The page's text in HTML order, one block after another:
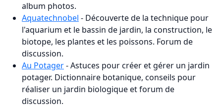
album photos.
Aquatechnobel - Découverte de la technique pour
l'aquarium et le bassin de jardin, la construction, le
biotope, les plantes et les poissons. Forum de
discussion.
Au Potager- Astuces pour créer et gérer un jardin
potager. Dictionnaire botanique, conseils pour
réaliser un jardin biologique et forum de
discussion.